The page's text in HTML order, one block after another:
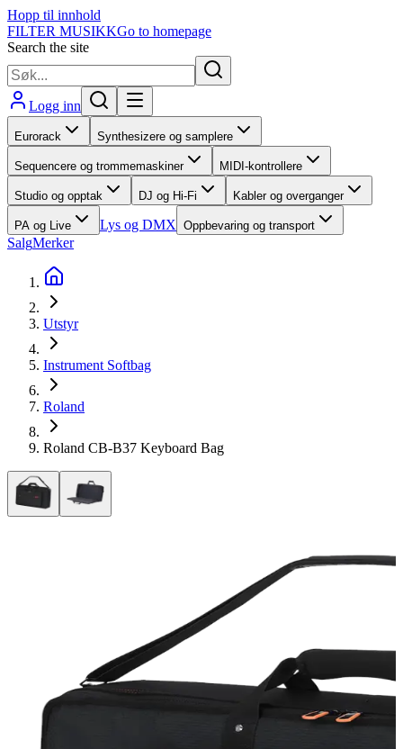
Hopp til innhold
FILTER MUSIKKGo to homepage
Search the site
Logg inn
Eurorack Synthesizere og samplere
Sequencere og trommemaskiner MIDI-kontrollere
Studio og opptak DJ og Hi-Fi Kabler og overganger
PA og Live Lys og DMX Oppbevaring og transport
SalgMerker
Utstyr
Instrument Softbag
Roland
Roland CB-B37 Keyboard Bag